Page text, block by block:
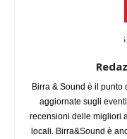
Birra & Sound è il punto
aggiornate sugli
recensioni delle migliori
locali. Birra&Sound è